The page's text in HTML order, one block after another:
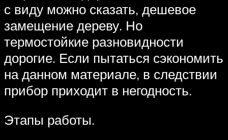
с виду можно сказать, дешевое
замещение дереву. Но
термостойкие разновидности
дорогие. Если пытаться сэкономить
на данном материале, в следствии
прибор приходит в негодность.
Этапы работы.